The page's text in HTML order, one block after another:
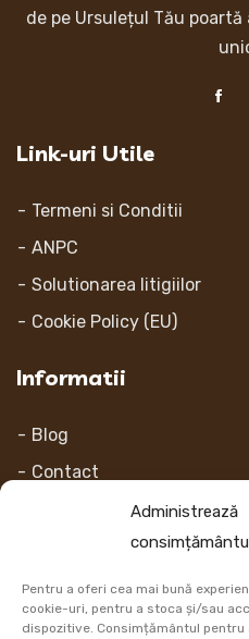
Administrează
Pentru a oferi cea mai bună
cookie-uri, pentru a stoca și/sau
dispozitive. Consimțământul
de pe Ursulețul Tău
Link-uri Utile
Termeni si Conditii
ANPC
Solutionarea litigiilor
Cookie Policy (EU)
Informatii
Blog
Contact
Link-uri